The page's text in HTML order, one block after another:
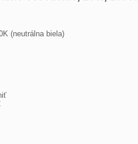
(neutrálna biela)